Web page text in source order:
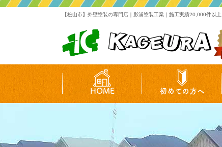
【松山市】外壁塗装の専門店｜影浦塗装工業｜施工実績20,000件以上
HOME 初めての方へ